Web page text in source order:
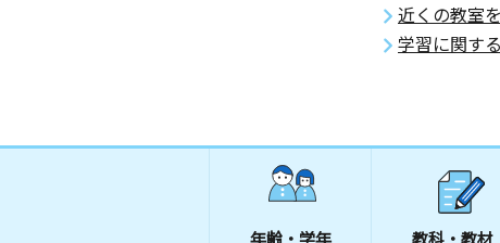
あちか教室
金 土
0歳～高校生
近くの教室
学習に関す
年齢・学年 教科・教材